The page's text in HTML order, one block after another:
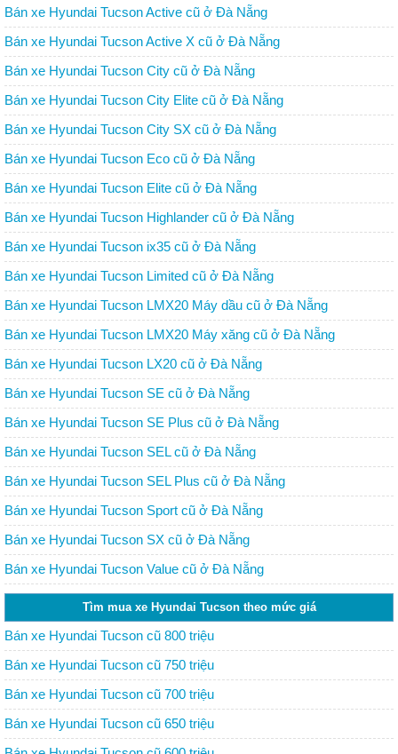
Bán xe Hyundai Tucson Active cũ ở Đà Nẵng
Bán xe Hyundai Tucson Active X cũ ở Đà Nẵng
Bán xe Hyundai Tucson City cũ ở Đà Nẵng
Bán xe Hyundai Tucson City Elite cũ ở Đà Nẵng
Bán xe Hyundai Tucson City SX cũ ở Đà Nẵng
Bán xe Hyundai Tucson Eco cũ ở Đà Nẵng
Bán xe Hyundai Tucson Elite cũ ở Đà Nẵng
Bán xe Hyundai Tucson Highlander cũ ở Đà Nẵng
Bán xe Hyundai Tucson ix35 cũ ở Đà Nẵng
Bán xe Hyundai Tucson Limited cũ ở Đà Nẵng
Bán xe Hyundai Tucson LMX20 Máy dầu cũ ở Đà Nẵng
Bán xe Hyundai Tucson LMX20 Máy xăng cũ ở Đà Nẵng
Bán xe Hyundai Tucson LX20 cũ ở Đà Nẵng
Bán xe Hyundai Tucson SE cũ ở Đà Nẵng
Bán xe Hyundai Tucson SE Plus cũ ở Đà Nẵng
Bán xe Hyundai Tucson SEL cũ ở Đà Nẵng
Bán xe Hyundai Tucson SEL Plus cũ ở Đà Nẵng
Bán xe Hyundai Tucson Sport cũ ở Đà Nẵng
Bán xe Hyundai Tucson SX cũ ở Đà Nẵng
Bán xe Hyundai Tucson Value cũ ở Đà Nẵng
Tìm mua xe Hyundai Tucson theo mức giá
Bán xe Hyundai Tucson cũ 800 triệu
Bán xe Hyundai Tucson cũ 750 triệu
Bán xe Hyundai Tucson cũ 700 triệu
Bán xe Hyundai Tucson cũ 650 triệu